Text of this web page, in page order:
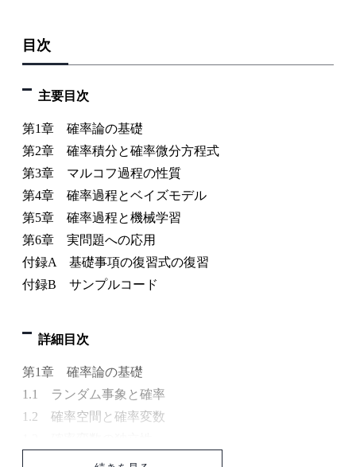
目次
主要目次
第1章 確率論の基礎
第2章 確率積分と確率微分方程式
第3章 マルコフ過程の性質
第4章 確率過程とベイズモデル
第5章 確率過程と機械学習
第6章 実問題への応用
付録A 基礎事項の復習式の復習
付録B サンプルコード
詳細目次
第1章 確率論の基礎
1.1 ランダム事象と確率
1.2 確率空間と確率変数
1.4 確率変数の相関